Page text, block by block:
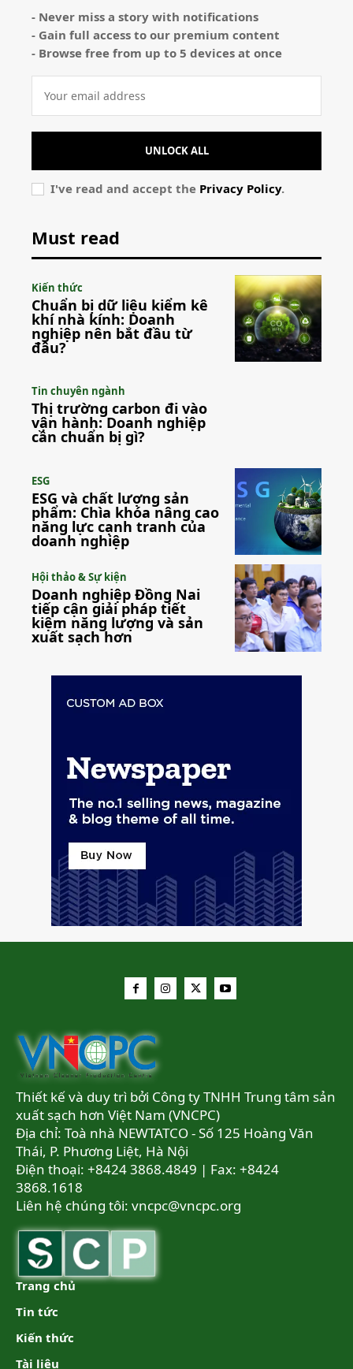
- Never miss a story with notifications
- Gain full access to our premium content
- Browse free from up to 5 devices at once
UNLOCK ALL
I've read and accept the Privacy Policy.
Must read
Kiến thức
Chuẩn bị dữ liệu kiểm kê
khí nhà kính: Doanh
nghiệp nên bắt đầu từ
đâu?
Tin chuyên ngành
Thị trường carbon đi vào
vận hành: Doanh nghiệp
cần chuẩn bị gì?
ESG
ESG và chất lượng sản
phẩm: Chìa khóa nâng cao
năng lực cạnh tranh của
doanh nghiệp
Hội thảo & Sự kiện
Doanh nghiệp Đồng Nai
tiếp cận giải pháp tiết
kiệm năng lượng và sản
xuất sạch hơn
Thiết kế và duy trì bởi Công ty TNHH Trung tâm sản
xuất sạch hơn Việt Nam (VNCPC)
Địa chỉ: Toà nhà NEWTATCO - Số 125 Hoàng Văn
Thái, P. Phương Liệt, Hà Nội
Điện thoại: +8424 3868.4849 | Fax: +8424
3868.1618
Liên hệ chúng tôi: vncpc@vncpc.org
Trang chủ
Tin tức
Kiến thức
Tài liệu